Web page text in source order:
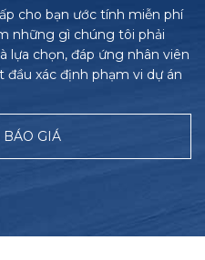
cho bạn ước tính miễn phí
những gì chúng tôi phải
lựa chọn, đáp ứng nhân viên
xác định phạm vi dự án
BÁO GIÁ